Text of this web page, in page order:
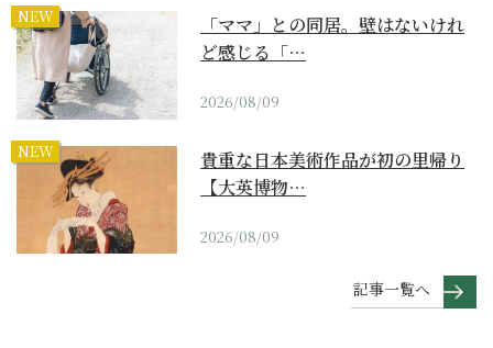
NEW
「ママ」との同居。壁はないけれ
ど感じる「…
2026/08/09
NEW
貴重な日本美術作品が初の里帰り
【大英博物…
2026/08/09
記事一覧へ